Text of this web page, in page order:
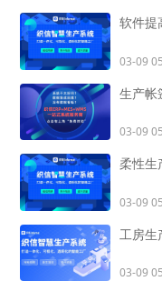
软件提
03-09
生产帐
03-09
柔性生
03-09
工房生
03-09